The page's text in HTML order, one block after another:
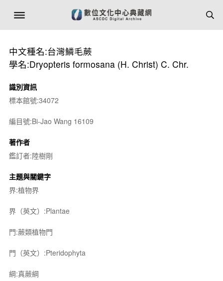
中文種名:台灣鱗毛蕨
學名:Dryopteris formosana (H. Christ) C. Chr.
識別資訊
標本館號:34072
編目號:Bi-Jao Wang 16109
著作者
鑑訂者:陸樹剛
主題與關鍵字
界:植物界
界（英文）:Plantae
門:蕨類植物門
門（英文）:Pteridophyta
綱:真蕨綱